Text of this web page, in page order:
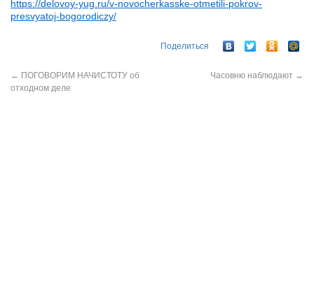
https://delovoy-yug.ru/v-novocherkasske-otmetili-pokrov-
presvyatoj-bogorodiczy/
Поделиться
← ПОГОВОРИМ НАЧИСТОТУ об
отходном деле
Часовню наблюдают →